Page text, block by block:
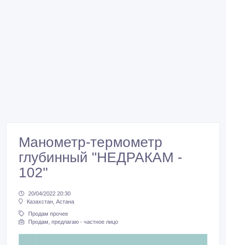
Манометр-термометр
глубинный "НЕДРАКАМ -
102"
20/04/2022 20:30
Казахстан, Астана
Продам прочее
Продам, предлагаю - частное лицо